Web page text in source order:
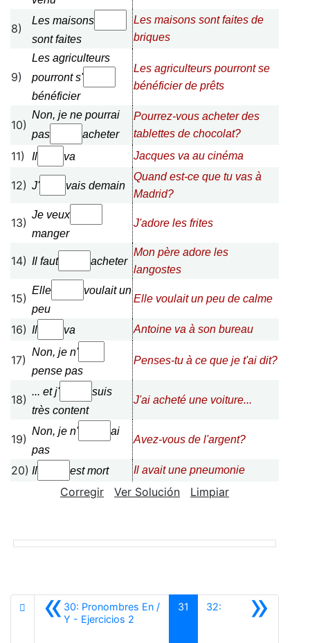
8)
Les maisons
sontfaites
Les maisons sont faites de
briques
9)
Les agriculteurs
pourront s'
bénéficier
Les agriculteurs pourront se
bénéficier de prêts
10)
Non, je ne pourrai
pas
acheter
Pourrez-vous acheter des
tablettes de chocolat?
11) Il va Jacques va au cinéma
12) J' vais demain
Quand est-ce que tu vas à
Madrid?
13)
Je veux
manger
J'adore les frites
14) Il faut acheter
Mon père adore les
langostes
15)
Elle
voulait un
peu
Elle voulait un peu de calme
16) Il va Antoine va à son bureau
17)
Non, je n'
pense pas
Penses-tu à ce que je t'ai dit?
18)
... et j'
suis
très content
J'ai acheté une voiture...
19)
Non, je n'
ai
pas
Avez-vous de l'argent?
20) Il estmort Il avait une pneumonie
Corregir Ver Solución Limpiar
«30: Pronombres En /
Y - Ejercicios 2
31 »
32: